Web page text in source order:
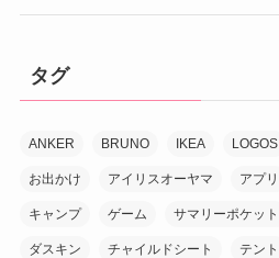
タグ
ANKER BRUNO IKEA LOGOS
お出かけ アイリスオーヤマ アプリ
キャンプ ゲーム サマリーポケット
ダスキン チャイルドシート テント